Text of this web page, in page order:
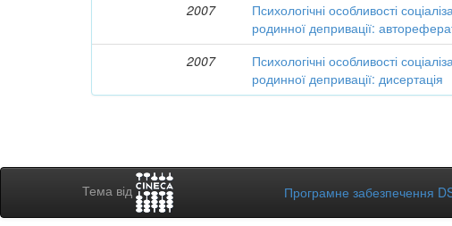
2007
Психологічні особливості
родинної депривації:
2007
Психологічні особливості
родинної депривації: дисертація
Тема від Програмне забезпечення